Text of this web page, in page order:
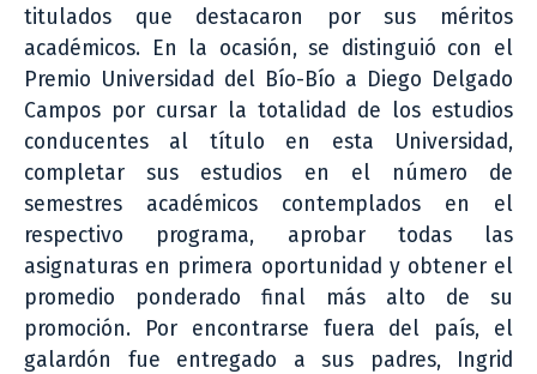
titulados que destacaron por sus méritos
académicos. En la ocasión, se distinguió con el
Premio Universidad del Bío-Bío a Diego Delgado
Campos por cursar la totalidad de los estudios
conducentes al título en esta Universidad,
completar sus estudios en el número de
semestres académicos contemplados en el
respectivo programa, aprobar todas las
asignaturas en primera oportunidad y obtener el
promedio ponderado final más alto de su
promoción. Por encontrarse fuera del país, el
galardón fue entregado a sus padres, Ingrid